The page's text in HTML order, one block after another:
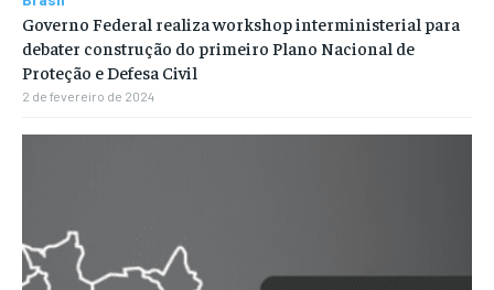
Governo Federal realiza workshop interministerial para
debater construção do primeiro Plano Nacional de
Proteção e Defesa Civil
2 de fevereiro de 2024